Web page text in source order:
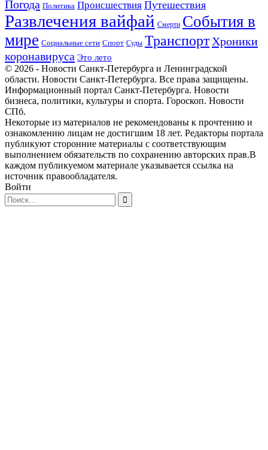
Погода Политика Происшествия Путешествия
Развлечения вайфай Смерти События в
мире Социальные сети Спорт Суды Транспорт Хроники
коронавируса Это лето
© 2026 - Новости Санкт-Петербурга и Ленинградской
области. Новости Санкт-Петербурга. Все права защищены.
Информационный портал Санкт-Петербурга. Новости
бизнеса, политики, культуры и спорта. Гороскоп. Новости
СПб.
Некоторые из материалов не рекомендованы к прочтению и
ознакомлению лицам не достигшим 18 лет. Редакторы портала
публикуют сторонние материалы с соответствующим
выполнением обязательств по сохранению авторских прав.В
каждом публикуемом материале указывается ссылка на
источник правообладателя.
Войти